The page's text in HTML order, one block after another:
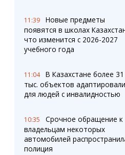
11:39
Новые предметы
появятся в школах
что изменится с 2026-2027
учебного года
11:04
В Казахстане более 31
тыс. объектов адаптировали
для людей с инвалидностью
10:35
Срочное обращение к
владельцам некоторых
автомобилей
полиция